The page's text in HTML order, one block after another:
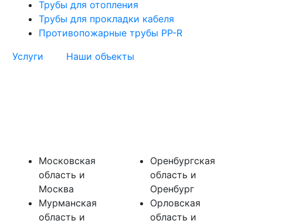
Трубы для отопления
Трубы для прокладки кабеля
Противопожарные трубы PP-R
Услуги Наши объекты
Московская
область и
Москва
Мурманская
область и
Оренбургская
область и
Оренбург
Орловская
область и